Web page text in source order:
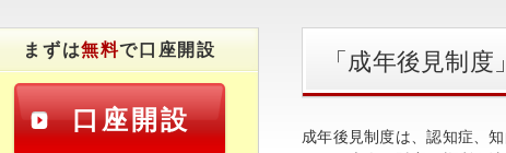
「成年後見制
成年後見制度は、認知症、
まずは無料で口座開設
口座開設